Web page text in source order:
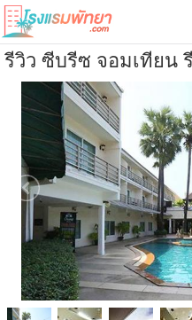
รีวิว ซีบรีซ จอมเทียน